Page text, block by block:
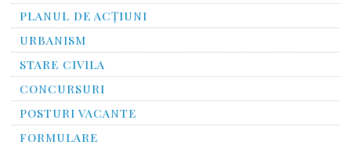
PLANUL DE ACȚIUNI
URBANISM
STARE CIVILA
CONCURSURI
POSTURI VACANTE
FORMULARE